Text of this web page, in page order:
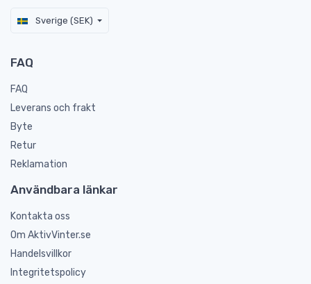
Sverige (SEK)
FAQ
FAQ
Leverans och frakt
Byte
Retur
Reklamation
Användbara länkar
Kontakta oss
Om AktivVinter.se
Handelsvillkor
Integritetspolicy